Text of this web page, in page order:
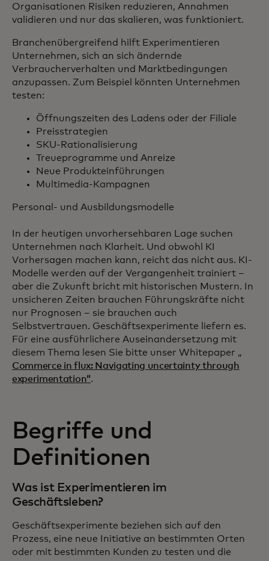
Organisationen Risiken reduzieren, Annahmen
validieren und nur das skalieren, was funktioniert.
Branchenübergreifend hilft Experimentieren
Unternehmen, sich an sich ändernde
Verbraucherverhalten und Marktbedingungen
anzupassen. Zum Beispiel könnten Unternehmen
testen:
Öffnungszeiten des Ladens oder der Filiale
Preisstrategien
SKU-Rationalisierung
Treueprogramme und Anreize
Neue Produkteinführungen
Multimedia-Kampagnen
Personal- und Ausbildungsmodelle
In der heutigen unvorhersehbaren Lage suchen
Unternehmen nach Klarheit. Und obwohl KI
Vorhersagen machen kann, reicht das nicht aus. KI-
Modelle werden auf der Vergangenheit trainiert –
aber die Zukunft bricht mit historischen Mustern. In
unsicheren Zeiten brauchen Führungskräfte nicht
nur Prognosen – sie brauchen auch
Selbstvertrauen. Geschäftsexperimente liefern es.
Für eine ausführlichere Auseinandersetzung mit
diesem Thema lesen Sie bitte unser Whitepaper „
Commerce in flux: Navigating uncertainty through
experimentation“.
Begriffe und
Definitionen
Was ist Experimentieren im
Geschäftsleben?
Geschäftsexperimente beziehen sich auf den
Prozess, eine neue Initiative an bestimmten Orten
oder mit bestimmten Kunden zu testen und die